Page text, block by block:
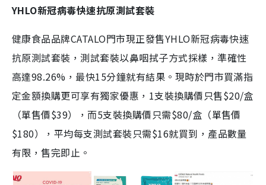
YHLO新冠病毒快速抗原測試套裝
健康食品品牌CATALO門市現正發售YHLO新冠病毒快速
抗原測試套裝，測試套裝以鼻咽拭子方式採樣，準確性
高達98.26%，最快15分鐘就有結果。現時於門市買滿指
定金額換購更可享有獨家優惠，1支裝換購價只售$20/盒
（單售價$39），而5支裝換購價只需$80/盒（單售價
$180），平均每支測試套裝只需$16就買到，產品數量
有限，售完即止。